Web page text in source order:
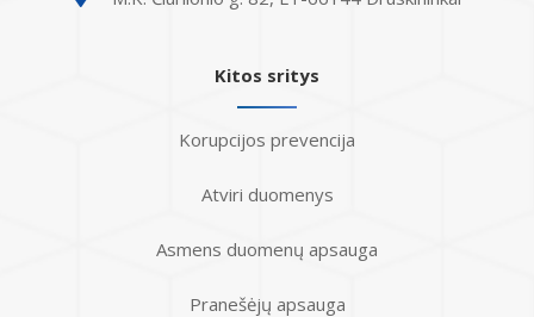
Kitos sritys
Korupcijos prevencija
Atviri duomenys
Asmens duomenų apsauga
Pranešėjų apsauga